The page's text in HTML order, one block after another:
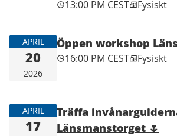
13:00 PM CEST Fysiskt
APRIL
20
2026
Öppen workshop
16:00 PM CEST Fysiskt
APRIL
17
Träffa
Länsmanstorget 🌷